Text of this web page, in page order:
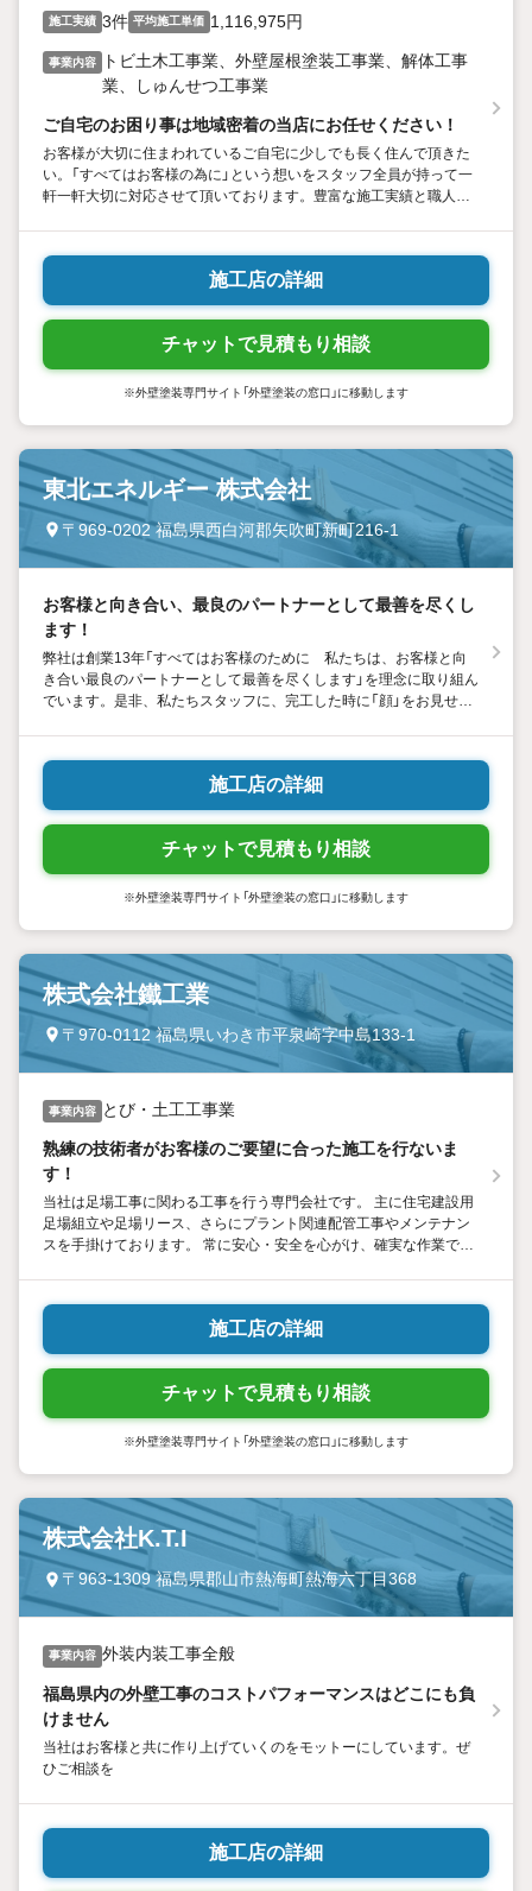
施工実績 3件 平均施工単価 1,116,975円
事業内容 トビ土木工事業、外壁屋根塗装工事業、解体工事
業、しゅんせつ工事業
ご自宅のお困り事は地域密着の当店にお任せください！
お客様が大切に住まわれているご自宅に少しでも長く住んで頂きた
い。「すべてはお客様の為に」という想いをスタッフ全員が持って一
軒一軒大切に対応させて頂いております。豊富な施工実績と職人の
施工店の詳細
チャットで見積もり相談
※外壁塗装専門サイト「外壁塗装の窓口」に移動します
東北エネルギー 株式会社
〒969-0202 福島県西白河郡矢吹町新町216-1
お客様と向き合い、最良のパートナーとして最善を尽くし
ます！
弊社は創業13年「すべてはお客様のために 私たちは、お客様と向
き合い最良のパートナーとして最善を尽くします」を理念に取り組ん
でいます。是非、私たちスタッフに、完工した時に「顔」をお見せく
施工店の詳細
チャットで見積もり相談
※外壁塗装専門サイト「外壁塗装の窓口」に移動します
株式会社鐵工業
〒970-0112 福島県いわき市平泉崎字中島133-1
事業内容 とび・土工工事業
熟練の技術者がお客様のご要望に合った施工を行ないま
す！
当社は足場工事に関わる工事を行う専門会社です。 主に住宅建設用
足場組立や足場リース、さらにプラント関連配管工事やメンテナン
スを手掛けております。 常に安心・安全を心がけ、確実な作業でス
施工店の詳細
チャットで見積もり相談
※外壁塗装専門サイト「外壁塗装の窓口」に移動します
株式会社K.T.I
〒963-1309 福島県郡山市熱海町熱海六丁目368
事業内容 外装内装工事全般
福島県内の外壁工事のコストパフォーマンスはどこにも負
けません
当社はお客様と共に作り上げていくのをモットーにしています。ぜ
ひご相談を
施工店の詳細